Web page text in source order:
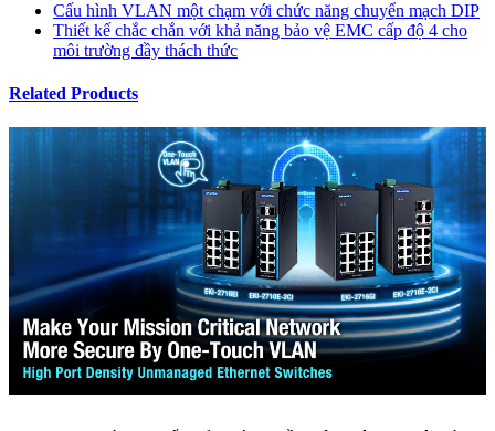
Cấu hình VLAN một chạm với chức năng chuyển mạch DIP
Thiết kế chắc chắn với khả năng bảo vệ EMC cấp độ 4 cho
môi trường đầy thách thức
Related Products